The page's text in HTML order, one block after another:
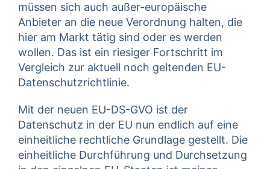
müssen sich auch außer-europäische
Anbieter an die neue Verordnung halten, die
hier am Markt tätig sind oder es werden
wollen. Das ist ein riesiger Fortschritt im
Vergleich zur aktuell noch geltenden EU-
Datenschutzrichtlinie.
Mit der neuen EU-DS-GVO ist der
Datenschutz in der EU nun endlich auf eine
einheitliche rechtliche Grundlage gestellt. Die
einheitliche Durchführung und Durchsetzung